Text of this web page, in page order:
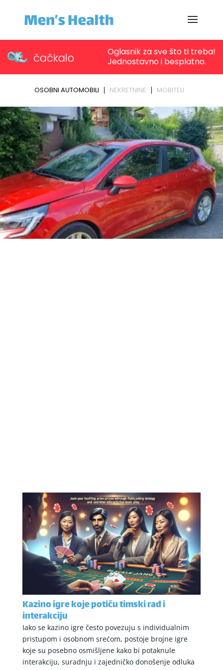
Kazino igre koje potiču timski rad i
interakciju
Iako se kazino igre često povezuju s individualnim
pristupom i osobnom srećom, postoje brojne igre
koje su posebno osmišljene kako bi potaknule
interakciju, suradnju i zajedničko donošenje odluka